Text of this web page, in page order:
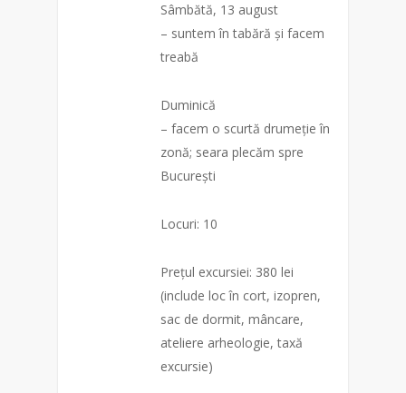
Sâmbătă, 13 august
– suntem în tabără și facem
treabă
Duminică
– facem o scurtă drumeție în
zonă; seara plecăm spre
București
Locuri: 10
Prețul excursiei: 380 lei
(include loc în cort, izopren,
sac de dormit, mâncare,
ateliere arheologie, taxă
excursie)